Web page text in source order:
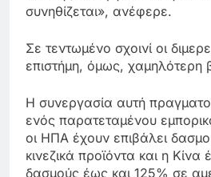
συνηθίζεται», ανέφερε.
Σε τεντωμένο σχοινί οι
επιστήμη, όμως, χαμηλότερη
Η συνεργασία αυτή
ενός παρατεταμένου
οι ΗΠΑ έχουν επιβάλει
κινεζικά προϊόντα και η Κίνα
δασμούς έως και 125% σε